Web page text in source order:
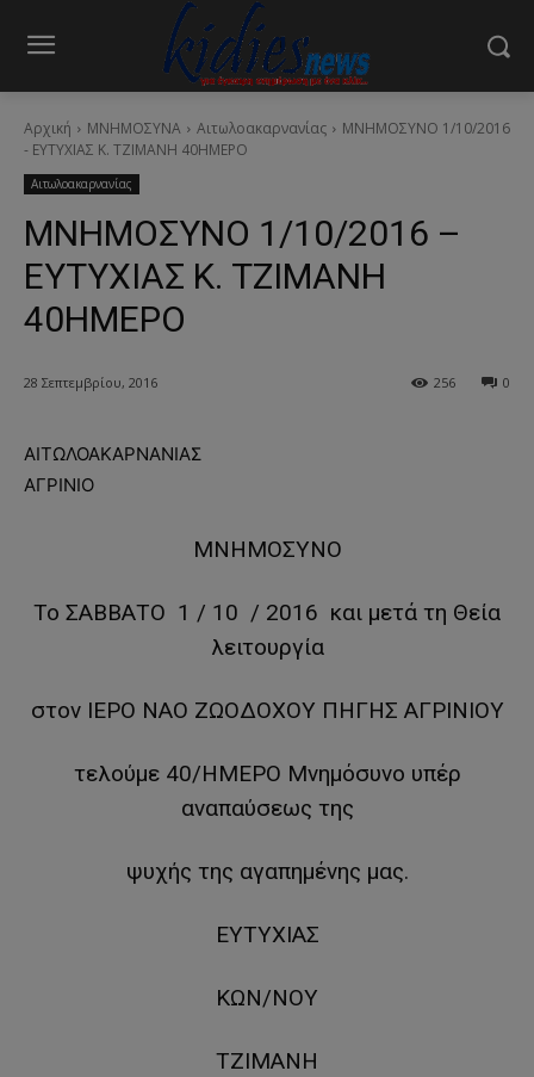
Αρχική ΜΝΗΜΟΣΥΝΑ Αιτωλοακαρνανίας
ΜΝΗΜΟΣΥΝΟ 1/10/2016
- ΕΥΤΥΧΙΑΣ Κ. ΤΖΙΜΑΝΗ 40ΗΜΕΡΟ
Αιτωλοακαρνανίας
ΜΝΗΜΟΣΥΝΟ 1/10/2016 –
ΕΥΤΥΧΙΑΣ Κ. ΤΖΙΜΑΝΗ
40ΗΜΕΡΟ
28 Σεπτεμβρίου, 2016 0
256
ΑΙΤΩΛΟΑΚΑΡΝΑΝΙΑΣ
ΑΓΡΙΝΙΟ
ΜΝΗΜΟΣΥΝΟ
Το ΣΑΒΒΑΤΟ 1 / 10 / 2016 και μετά τη Θεία
λειτουργία
στον ΙΕΡΟ ΝΑΟ ΖΩΟΔΟΧΟΥ ΠΗΓΗΣ ΑΓΡΙΝΙΟΥ
τελούμε 40/ΗΜΕΡΟ Μνημόσυνο υπέρ
αναπαύσεως της
ψυχής της αγαπημένης μας.
ΕΥΤΥΧΙΑΣ
ΚΩΝ/ΝΟΥ
ΤΖΙΜΑΝΗ